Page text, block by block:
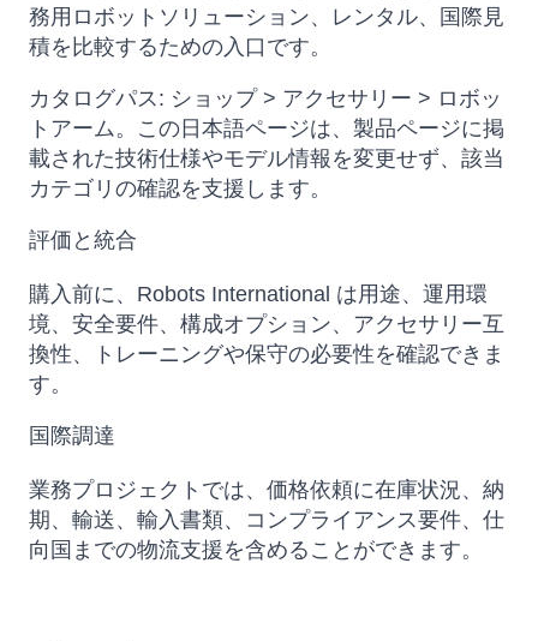
務用ロボットソリューション、レンタル、国際見
積を比較するための入口です。
カタログパス: ショップ > アクセサリー > ロボッ
トアーム。この日本語ページは、製品ページに掲
載された技術仕様やモデル情報を変更せず、該当
カテゴリの確認を支援します。
評価と統合
購入前に、Robots International は用途、運用環
境、安全要件、構成オプション、アクセサリー互
換性、トレーニングや保守の必要性を確認できま
す。
国際調達
業務プロジェクトでは、価格依頼に在庫状況、納
期、輸送、輸入書類、コンプライアンス要件、仕
向国までの物流支援を含めることができます。